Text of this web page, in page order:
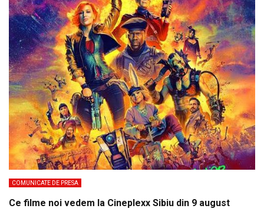
COMUNICATE DE PRESA
Ce filme noi vedem la Cineplexx Sibiu din 9 august